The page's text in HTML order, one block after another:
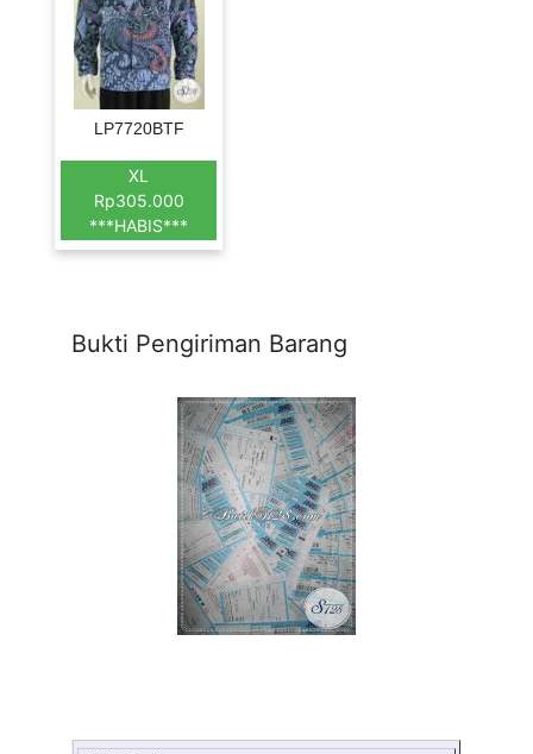
LP7720BTF
XL
Rp305.000
***HABIS***
Bukti Pengiriman Barang